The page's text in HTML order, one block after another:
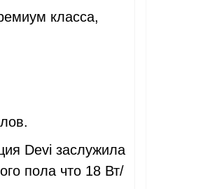
класса,
Devi заслужила
пола что 18 Вт/